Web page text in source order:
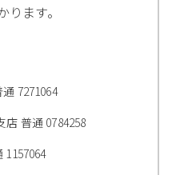
ます。
7271064
店 普通 0784258
1157064